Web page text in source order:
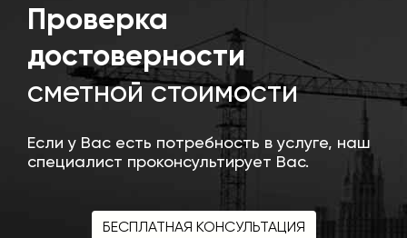
Проверка
достоверности
сметной стоимости
Если у Вас есть потребность в услуге, наш
специалист проконсультирует Вас.
БЕСПЛАТНАЯ КОНСУЛЬТАЦИЯ